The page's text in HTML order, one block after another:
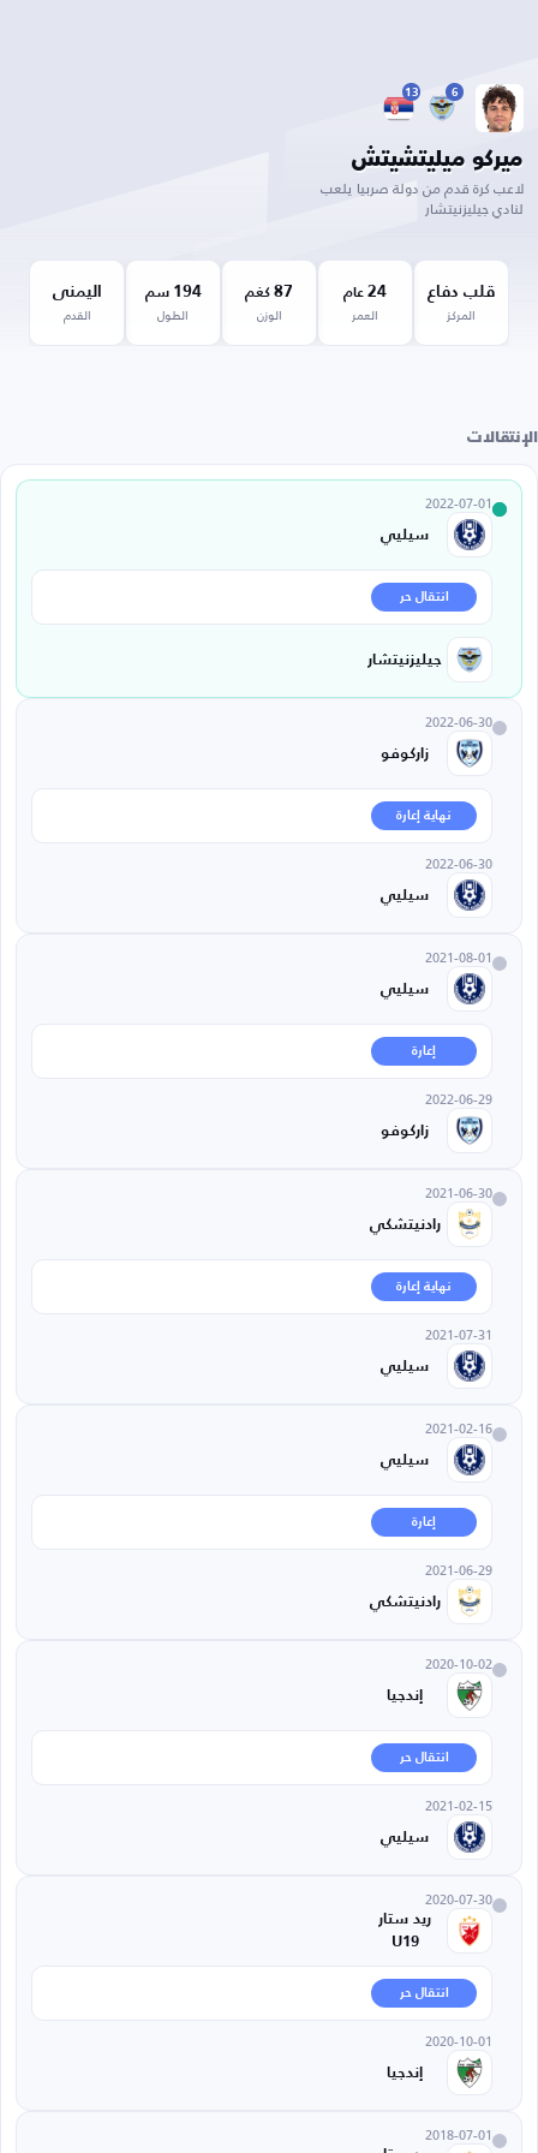
6
13
ميركو ميليتشيتش
لاعب كرة قدم من دولة صربيا يلعب
لنادي جيليزنيتشار
قلب دفاع
المركز
24 عام
العمر
87 كغم
الوزن
194 سم
الطول
اليمنى
القدم
الإنتقالات
2022-07-01
سيليي
انتقال حر
جيليزنيتشار
2022-06-30
زاركوفو
نهاية إعارة
2022-06-30
سيليي
2021-08-01
سيليي
إعارة
2022-06-29
زاركوفو
2021-06-30
رادنيتشكي
نهاية إعارة
2021-07-31
سيليي
2021-02-16
سيليي
إعارة
2021-06-29
رادنيتشكي
2020-10-02
إندجيا
انتقال حر
2021-02-15
سيليي
2020-07-30
ريد ستار
U19
انتقال حر
2020-10-01
إندجيا
2018-07-01